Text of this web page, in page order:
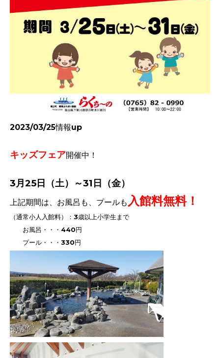
2023/03/25情報up
キッズフェア開催中！
3月25日（土）～31日（金）
上記期間は、お風呂も、プールも 入館料無料！
（通常小人入館料）：3歳以上小学生まで
お風呂・・・440円
プール・・・330円